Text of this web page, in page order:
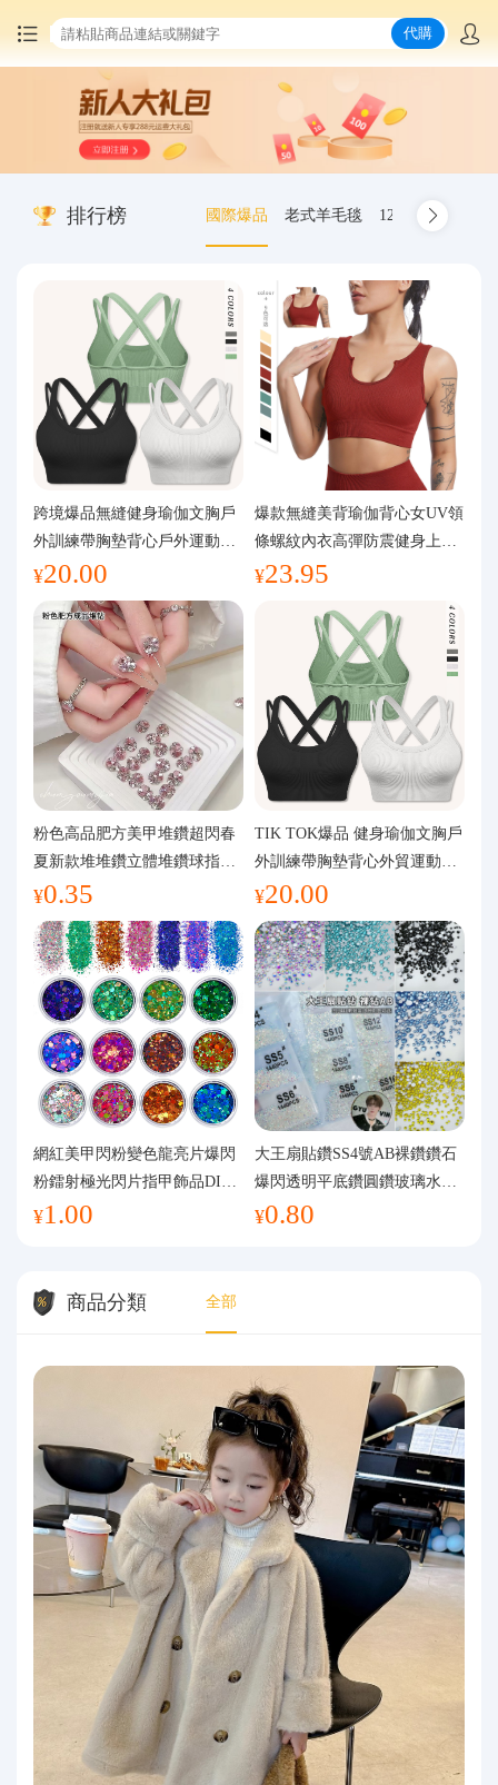
中國商品代購
集運服務
最新公告
物流資訊
代購問答
關於我們
代購
排行榜 國際爆品 老式羊毛毯 12.00-20 truck
跨境爆品無縫健身瑜伽文胸戶
外訓練帶胸墊背心戶外運動瑜
伽服女
¥20.00
爆款無縫美背瑜伽背心女UV領
條螺紋內衣高彈防震健身上裝
運動文胸
¥23.95
粉色高品肥方美甲堆鑽超閃春
夏新款堆堆鑽立體堆鑽球指甲
裝飾品
¥0.35
TIK TOK爆品 健身瑜伽文胸戶
外訓練帶胸墊背心外貿運動瑜
伽服女
¥20.00
網紅美甲閃粉變色龍亮片爆閃
粉鐳射極光閃片指甲飾品DIY
手工流麻
¥1.00
大王扇貼鑽SS4號AB裸鑽鑽石
爆閃透明平底鑽圓鑽玻璃水鑽
美甲鑽飾
¥0.80
商品分類 全部